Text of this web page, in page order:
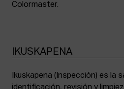
Colormaster.
IKUSKAPENA
Ikuskapena (Inspección) es la